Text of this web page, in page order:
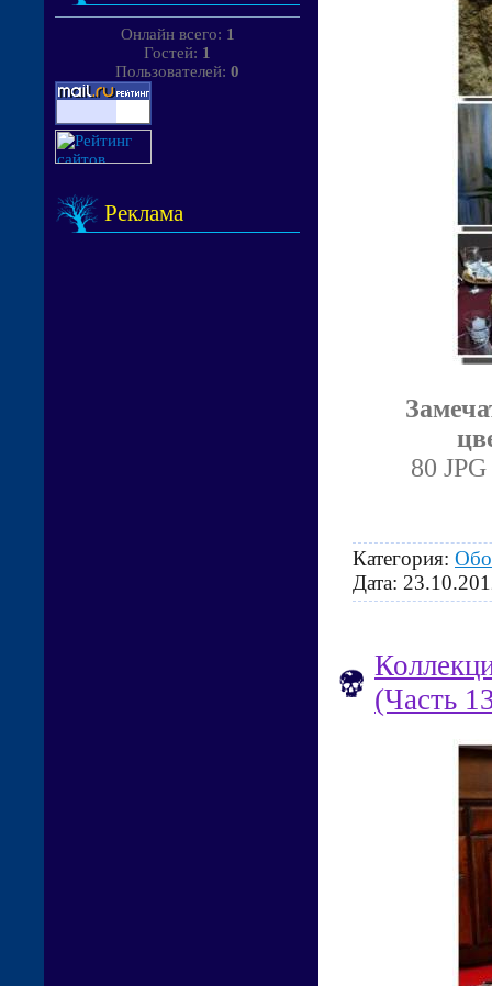
Онлайн всего: 1
Гостей: 1
Пользователей: 0
Реклама
80
Категория:
Дата:
(Часть